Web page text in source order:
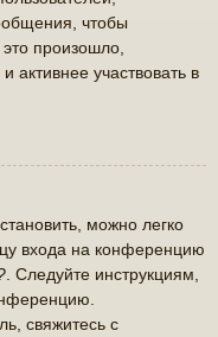
чтобы
произошло,
активнее участвовать в
можно легко
входа на конференцию
. Следуйте инструкциям,
свяжитесь с